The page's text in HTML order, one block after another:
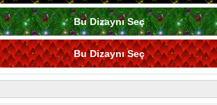
Bu Dizaynı Seç
Bu Dizaynı Seç